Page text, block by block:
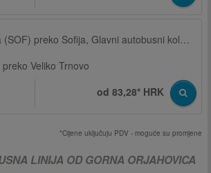
Zračna luka Sofija (SOF) preko Sofija, Glavni autobusni kolodvor
Veliko Trnovo
od 83,28* HRK
*Cijene uključuju PDV - moguće su promjene
LINIJA OD GORNA ORJAHOVICA